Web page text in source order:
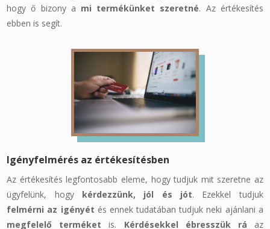
hogy ő bizony a mi termékünket szeretné. Az értékesítés
ebben is segít.
Igényfelmérés az értékesítésben
Az értékesítés legfontosabb eleme, hogy tudjuk mit szeretne az
ügyfelünk, hogy kérdezzünk, jól és jót. Ezekkel tudjuk
felmérni az igényét és ennek tudatában tudjuk neki ajánlani a
megfelelő terméket is. Kérdésekkel ébresszük rá az